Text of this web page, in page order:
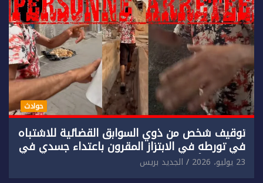
حوادث
توقيف شخص من ذوي السوابق القضائية للاشتباه
في تورطه في الابتزاز المقرون باعتداء جسدي في
حق سائح أجنبي.
23 يوليو، 2026 الجديد بريس